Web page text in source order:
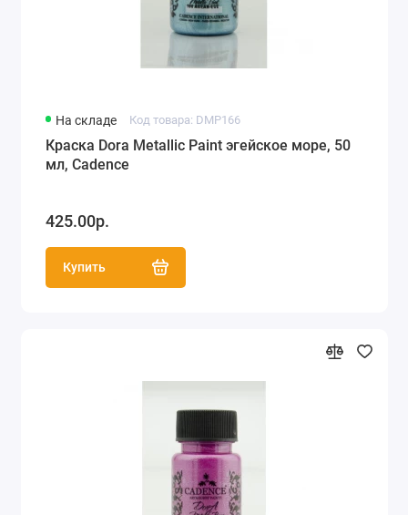
На складе Код товара: DMP166
Краска Dora Metallic Paint эгейское море, 50
мл, Cadence
425.00р.
Купить